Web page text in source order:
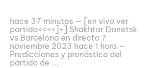
hace 37 minutos — [en vivo ver
partido<<<<]+] Shakhtar Donetsk
vs Barcelona en directo 7
noviembre 2023 hace 1 hora —
Predicciones y pronóstico del
partido de ...